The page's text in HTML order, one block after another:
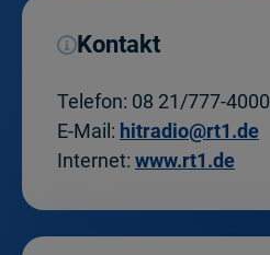
Kontakt
Telefon: 08 21/777-4000
E-Mail: hitradio@rt1.de
Internet: www.rt1.de